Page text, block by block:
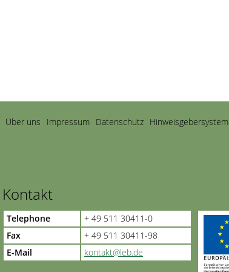
Navigation
überspringen
Über uns Impressum Datenschutz Hinweisgebersystem
Kontakt
Telephone
+ 49 511 30411-0
Fax
+ 49 511 30411-98
E-Mail
kontakt@leb.de